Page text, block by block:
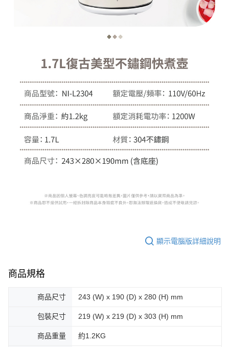
顯示電腦版詳細說明
商品規格
商品尺寸 243 (W) x 190 (D) x 280 (H) mm
包裝尺寸 219 (W) x 219 (D) x 303 (H) mm
商品重量 約1.2KG